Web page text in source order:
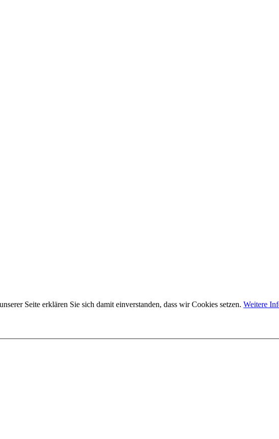
Seite erklären Sie sich damit einverstanden, dass wir Cookies setzen. Weitere